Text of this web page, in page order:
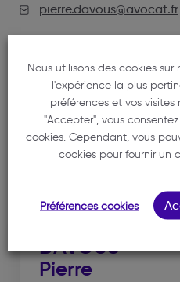
pierre.davous@avocat.fr
NOTRE
DAVOUS
Pierre
Nous utilisons des cookies
l'expérience la plus
préférences et vos
"Accepter", vous
cookies. Cependant, vous
cookies pour fournir un
Préférences cookies